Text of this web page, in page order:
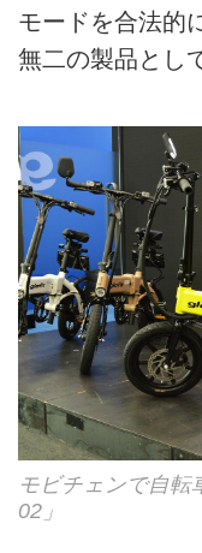
モードを合法的
無二の製品とし
モビチェンで自転
02」